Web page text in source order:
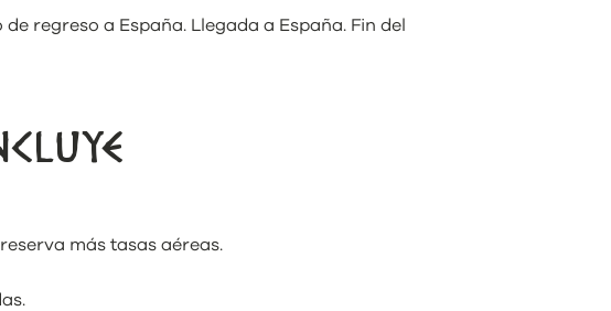
regreso a España. Llegada a España. Fin del
más tasas aéreas.